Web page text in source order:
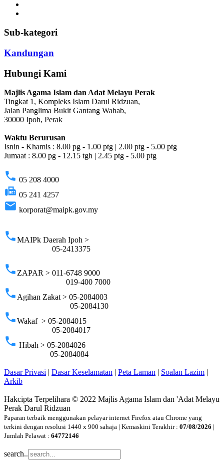
Sub-kategori
Kandungan
Hubungi Kami
Majlis Agama Islam dan Adat Melayu Perak
Tingkat 1, Kompleks Islam Darul Ridzuan,
Jalan Panglima Bukit Gantang Wahab,
30000 Ipoh, Perak
Waktu Berurusan
Isnin - Khamis : 8.00 pg - 1.00 ptg | 2.00 ptg - 5.00 ptg
Jumaat : 8.00 pg - 12.15 tgh | 2.45 ptg - 5.00 ptg
phone 05 208 4000
fax 05 241 4257
email korporat@maipk.gov.my
phoneMAIPk Daerah Ipoh >
05-2413375
phoneZAPAR > 011-6748 9000
019-400 7000
phoneAgihan Zakat > 05-2084003
05-2084130
phoneWakaf > 05-2084015
05-2084017
phone Hibah > 05-2084026
05-2084084
Dasar Privasi Dasar Keselamatan Peta Laman Soalan Lazim
Arkib
Hakcipta Terpelihara © 2022 Majlis Agama Islam dan 'Adat Melayu
Perak Darul Ridzuan
Paparan terbaik menggunakan pelayar internet Firefox atau Chrome yang
terkini dengan resolusi 1440 x 900 sahaja | Kemaskini Terakhir : 07/08/2026 |
Jumlah Pelawat : 64772146
search..